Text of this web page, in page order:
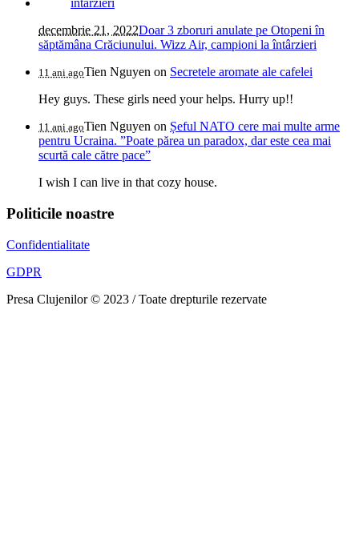
decembrie 21, 2022Doar 3 zboruri anulate pe Otopeni în
săptămâna Crăciunului. Wizz Air, campioni la întârzieri
11 ani agoTien Nguyen on Secretele aromate ale cafelei
Hey guys. These girls need your helps. Hurry up!!
11 ani agoTien Nguyen on Șeful NATO cere mai multe arme
pentru Ucraina. ”Poate părea un paradox, dar este cea mai
scurtă cale către pace”
I wish I can live in that cozy house.
Politicile noastre
Confidentialitate
GDPR
Presa Clujenilor © 2023 / Toate drepturile rezervate